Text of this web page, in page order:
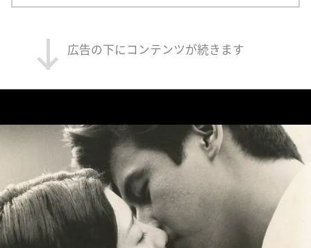
広告の下にコンテンツが続きます